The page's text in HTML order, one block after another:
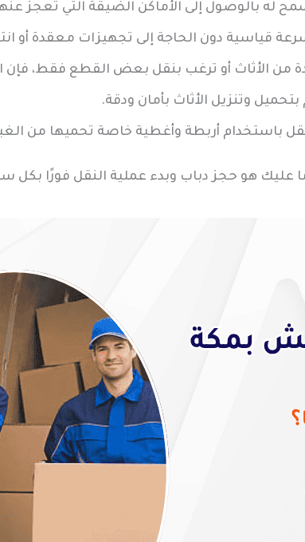
له بالوصول إلى الأماكن الضيقة التي تعجز
قياسية دون الحاجة إلى تجهيزات معقدة أو
من الأثاث أو ترغب بنقل بعض القطع فقط، فإن
وتنزيل الأثاث بأمان ودقة.
باستخدام أربطة وأغطية خاصة تحميها من
عليك هو حجز دباب وبدء عملية النقل فورًا بكل